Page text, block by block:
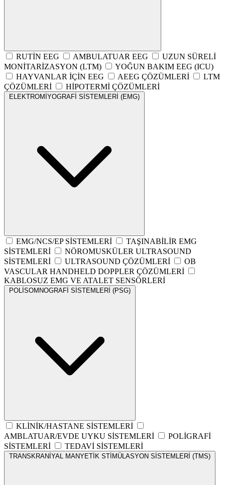
RUTİN EEG AMBULATUAR EEG
UZUN SÜRELİ
MONİTARİZASYON (LTM)
YOĞUN BAKIM EEG (ICU)
HAYVANLAR İÇİN EEG
AEEG ÇÖZÜMLERİ
LTM
ÇÖZÜMLERİ
HİPOTERMİ ÇÖZÜMLERİ
ELEKTROMİYOGRAFİ SİSTEMLERİ (EMG)
EMG/NCS/EP SİSTEMLERİ
TAŞINABİLİR EMG
SİSTEMLERİ
NÖROMUSKÜLER ULTRASOUND
SİSTEMLERİ
ULTRASOUND ÇÖZÜMLERİ
OB
VASCULAR HANDHELD DOPPLER ÇÖZÜMLERİ
KABLOSUZ EMG VE ATALET SENSÖRLERİ
POLİSOMNOGRAFİ SİSTEMLERİ (PSG)
KLİNİK/HASTANE SİSTEMLERİ
AMBLATUAR/EVDE UYKU SİSTEMLERİ
POLİGRAFİ
SİSTEMLERİ
TEDAVİ SİSTEMLERİ
TRANSKRANİYAL MANYETİK STİMÜLASYON SİSTEMLERİ (TMS)